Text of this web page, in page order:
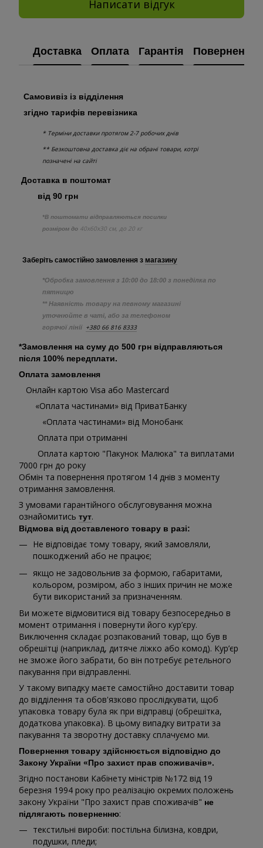
Написати відгук
Доставка Оплата Гарантія Повернення
Самовивіз із відділення
згідно тарифів перевізника
* Терміни доставки протягом 2-7 робочих днів
** Безкоштовна доставка діє на обрані товари, котрі
позначені на сайті
Доставка в поштомат
від 90 грн
*В поштомати відправляються посилки
розміром до 40х60х30 см, до 20 кг
Заберіть самостійно замовлення з магазину
*Обробка замовлення з 10:00 до 18:00 з понеділка по
пятницю
** Наявність товару на певному магазині
уточнюйте в чаті, або за телефоном
горячої лінії +380 66 816 8333
*Замовлення на суму до 500 грн відправляються
після 100% передплати.
Оплата замовлення
Онлайн картою Visa або Mastercard
«Оплата частинами» від ПриватБанку
«Оплата частинами» від Монобанк
Оплата при отриманні
Оплата картою "Пакунок Малюка" та виплатами
7000 грн до року
Обмін та повернення протягом 14 днів з моменту
отримання замовлення.
З умовами гарантійного обслуговування можна
ознайомитись тут.
Відмова від доставленого товару в разі:
Не відповідає тому товару, який замовляли,
пошкоджений або не працює;
якщо не задовольнив за формою, габаритами,
кольором, розміром, або з інших причин не може
бути використаний за призначенням.
Ви можете відмовитися від товару безпосередньо в
момент отримання і повернути його кур’єру.
Виключення складає розпакований товар, що був в
обрешітці (наприклад, дитяче ліжко або комод). Кур’єр
не зможе його забрати, бо він потребує ретельного
пакування при відправленні.
У такому випадку маєте самостійно доставити товар
до відділення та обов'язково прослідкувати, щоб
упаковка товару була як при відправці (обрешітка,
додаткова упаковка). В цьому випадку витрати за
пакування та зворотну доставку сплачуємо ми.
Повернення товару здійснюється відповідно до
Закону України «Про захист прав споживачів».
Згідно постанови Кабінету міністрів №172 від 19
березня 1994 року про реалізацію окремих положень
закону України "Про захист прав споживачів" не
підлягають поверненню:
текстильні вироби: постільна білизна, ковдри,
подушки, пледи;